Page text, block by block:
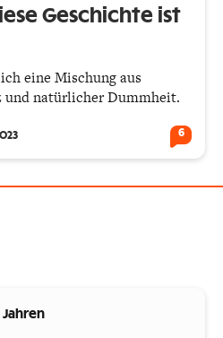
Geschichte ist
eine Mischung aus
natürlicher Dummheit.
6
Jahren